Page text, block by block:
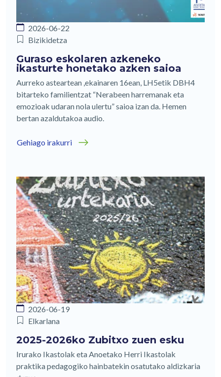
2026-06-22
Bizikidetza
Guraso eskolaren azkeneko
ikasturte honetako azken saioa
Aurreko asteartean ,ekainaren 16ean, LH5etik DBH4
bitarteko familientzat “Nerabeen harremanak eta
emozioak udaran nola ulertu” saioa izan da. Hemen
bertan azaldutakoa audio.
Gehiago irakurri
2026-06-19
Elkarlana
2025-2026ko Zubitxo zuen esku
Irurako Ikastolak eta Anoetako Herri Ikastolak
praktika pedagogiko hainbatekin osatutako aldizkaria